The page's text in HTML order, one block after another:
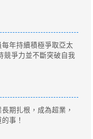
年持續積極爭取亞太
競爭力並不斷突破自我
期扎根，成為超業，
事！